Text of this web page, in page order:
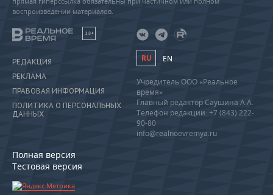
воспроизведении материалов.
18+
РЕДАКЦИЯ
РЕКЛАМА
ПРАВОВАЯ ИНФОРМАЦИЯ
ПОЛИТИКА О ПЕРСОНАЛЬНЫХ
ДАННЫХ
Полная версия
Тестовая версия
RU EN
Учредитель ООО «Реальное
время»
Главный редактор Саушина А.А.
Телефон редакции: +7 (843) 222-
90-80
info@realnoevremya.ru